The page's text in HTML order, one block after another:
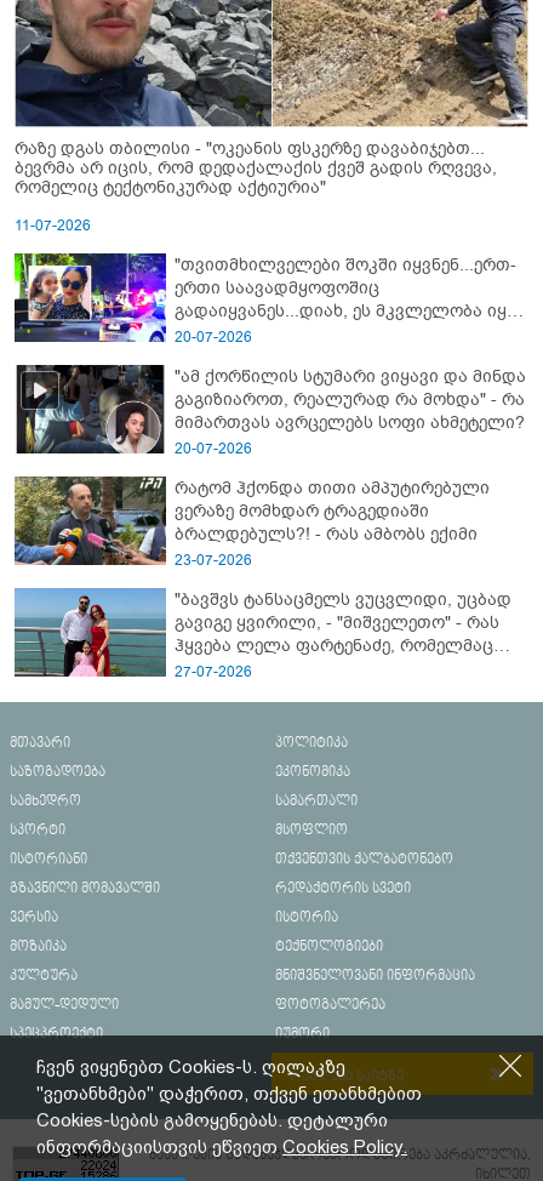
რაზე დგას თბილისი - "ოკეანის ფსკერზე დავაბიჯებთ...
ბევრმა არ იცის, რომ დედაქალაქის ქვეშ გადის რღვევა,
რომელიც ტექტონიკურად აქტიურია"
11-07-2026
"თვითმხილველები შოკში იყვნენ...ერთ-
ერთი საავადმყოფოშიც
გადაიყვანეს...დიახ, ეს მკვლელობა იყო"
- გორში დატრიალებული ტრაგედიის
20-07-2026
"ამ ქორწილის სტუმარი ვიყავი და მინდა
გაგიზიაროთ, რეალურად რა მოხდა" - რა
მიმართვას ავრცელებს სოფი ახმეტელი?
20-07-2026
რატომ ჰქონდა თითი ამპუტირებული
ვერაზე მომხდარ ტრაგედიაში
ბრალდებულს?! - რას ამბობს ექიმი
23-07-2026
"ბავშვს ტანსაცმელს ვუცვლიდი, უცბად
გავიგე ყვირილი, - "მიშველეთო" - რას
ჰყვება ლელა ფარტენაძე, რომელმაც
ბათუმში 16 წლის ბიჭი ზღვაში
27-07-2026
მთავარი
პოლიტიკა
საზოგადოება
ეკონომიკა
სამხედრო
სამართალი
სპორტი
მსოფლიო
ისტორიანი
თქვენთვის ქალბატონებო
გზავნილი მომავალში
რედაქტორის სვეტი
ვერსია
ისტორია
მოზაიკა
ტექნოლოგიები
კულტურა
მნიშვნელოვანი ინფორმაცია
მამულ-დედული
ფოტოგალერეა
სპეცპროექტი
იუმორი
რეკლამა საიტზე
მასალების გადაბეჭდვა/რეპროდუცირება აკრძალულია,
იხილეთ
ჩვენ ვიყენებთ Cookies-ს. ღილაკზე
"ვეთანხმები" დაჭერით, თქვენ ეთანხმებით
Cookies-სების გამოყენებას. დეტალური
ინფორმაციისთვის ეწვიეთCookies Policy.